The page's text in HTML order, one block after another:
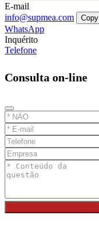
E-mail
info@supmea.com
Copy
WhatsApp
Inquérito
Telefone
Consulta on-line